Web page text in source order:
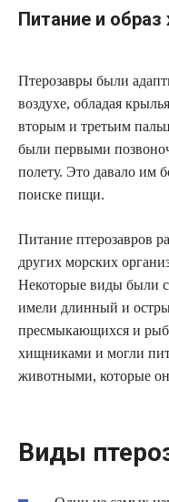
Питание и
Птерозавры были
воздухе, обладая
вторым и третьим
были первыми
полету. Это давало им
поиске пищи.
Питание птерозавров
других морских
Некоторые виды были
имели длинный и
пресмыкающихся и
хищниками и могли
животными, которые
Виды